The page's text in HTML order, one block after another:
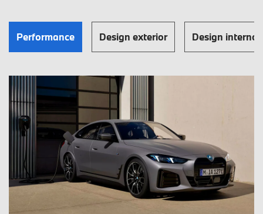
Performance Design exterior Design interno